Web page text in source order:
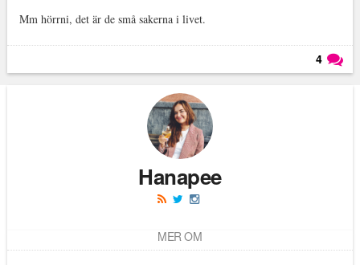
Mm hörrni, det är de små sakerna i livet.
4
Hanapee
MER OM